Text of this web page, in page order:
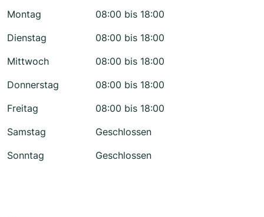
Montag
08:00 bis 18:00
Dienstag
08:00 bis 18:00
Mittwoch
08:00 bis 18:00
Donnerstag
08:00 bis 18:00
Freitag
08:00 bis 18:00
Samstag
Geschlossen
Sonntag
Geschlossen